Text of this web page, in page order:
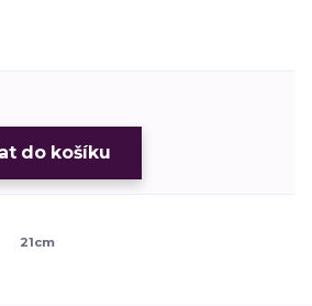
do košíku
21cm